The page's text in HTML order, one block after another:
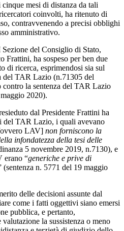
mesi di distanza da tali
coinvolti, ha ritenuto di
contravvenendo a precisi obblighi
amministrativo.
del Consiglio di Stato,
Frattini, ha sospeso per ben due
di ricerca, esprimendosi sia sul
del TAR Lazio (n.71305 del
la sentenza del TAR Lazio
2020).
dal Presidente Frattini ha
del TAR Lazio, i quali avevano
ovvero LAV] non forniscono la
infondatezza della tesi delle
5 novembre 2019, n.7130), e
erano “generiche e prive di
(sentenza n. 5771 del 19 maggio
delle decisioni assunte dal
come i fatti oggettivi siano emersi
pubblica, e pertanto,
la sussistenza o meno